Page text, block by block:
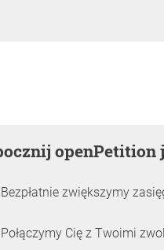
openPetition
Bezpłatnie zwiększymy
Połączymy Cię z Twoimi